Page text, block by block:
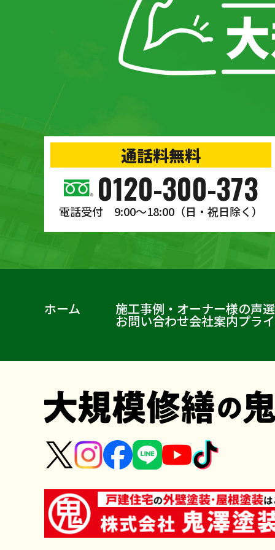
通話料無料
0120-300-373
電話受付 9:00〜18:00 （日・祝日除く）
ホーム 施工事例・オーナー様の声
お問い合わせ会社案内プラ